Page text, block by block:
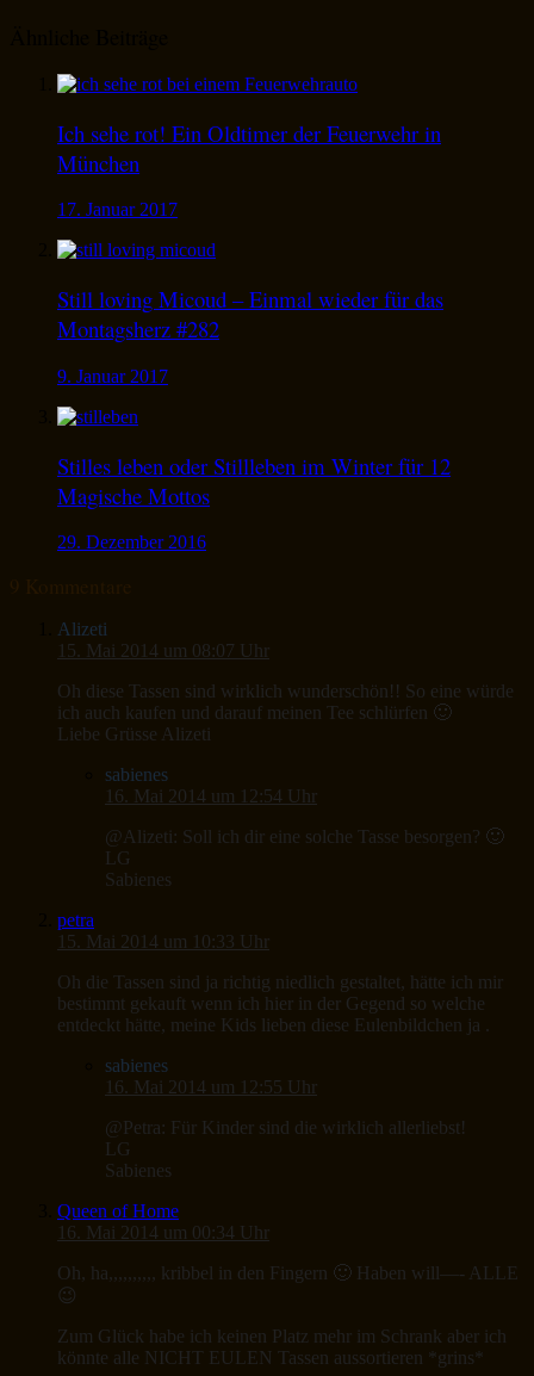
Ich sehe rot! Ein Oldtimer der Feuerwehr in
München
17. Januar 2017
Still loving Micoud – Einmal wieder für das
Montagsherz #282
9. Januar 2017
Stilles leben oder Stillleben im Winter für 12
Magische Mottos
29. Dezember 2016
Alizeti
15. Mai 2014 um 08:07 Uhr
Oh diese Tassen sind wirklich wunderschön!! So eine würde
ich auch kaufen und darauf meinen Tee schlürfen 🙂
Liebe Grüsse Alizeti
sabienes
16. Mai 2014 um 12:54 Uhr
@Alizeti: Soll ich dir eine solche Tasse besorgen? 🙂
LG
Sabienes
petra
15. Mai 2014 um 10:33 Uhr
Oh die Tassen sind ja richtig niedlich gestaltet, hätte ich mir
bestimmt gekauft wenn ich hier in der Gegend so welche
entdeckt hätte, meine Kids lieben diese Eulenbildchen ja .
sabienes
16. Mai 2014 um 12:55 Uhr
@Petra: Für Kinder sind die wirklich allerliebst!
LG
Sabienes
Queen of Home
16. Mai 2014 um 00:34 Uhr
Oh, ha,,,,,,,,,, kribbel in den Fingern 🙂 Haben will—- ALLE
😉
Zum Glück habe ich keinen Platz mehr im Schrank aber ich
könnte alle NICHT EULEN Tassen aussortieren *grins*